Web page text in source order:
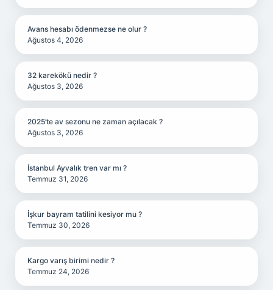
Avans hesabı ödenmezse ne olur ?
Ağustos 4, 2026
32 karekökü nedir ?
Ağustos 3, 2026
2025’te av sezonu ne zaman açılacak ?
Ağustos 3, 2026
İstanbul Ayvalık tren var mı ?
Temmuz 31, 2026
İşkur bayram tatilini kesiyor mu ?
Temmuz 30, 2026
Kargo varış birimi nedir ?
Temmuz 24, 2026